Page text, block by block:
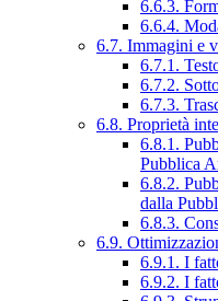
6.6.3.
6.6.4.
6.7. Immagini e
6.7.1.
6.7.2.
6.7.3.
6.8. Proprietà
6.8.1.
Pubblica
6.8.2.
dalla
6.8.3.
6.9.
6.9.1. I
6.9.2. I